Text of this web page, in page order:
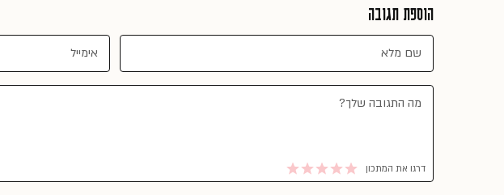
הוספת תגובה
דרגו את המתכון